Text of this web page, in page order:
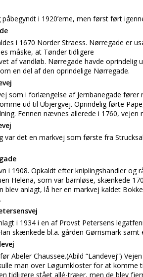
påbegyndt i 1920’erne, men først ført
i 1670 Norder Straess. Nørregade er
måske, at Tønder tidligere
af vandløb. Nørregade havde
en del af den oprindelige Nørregade.
som i forlængelse af Jernbanegade
ud til Ubjergvej. Oprindelig førte
Fennen nævnes allerede i 1760,
var det en markvej som første fra
i 1908. Opkaldt efter kniplingshandler og
Helena, som var barnløse, skænkede
blev anlagt, lå her en markvej kaldet
i 1934 i en af Provst Petersens
skænkede bl.a. gården Gørrismark
Abeler Chaussee.(Abild “Landevej”)
man over Løgumkloster for at komme
tidligere stået allé-træer, men de blev